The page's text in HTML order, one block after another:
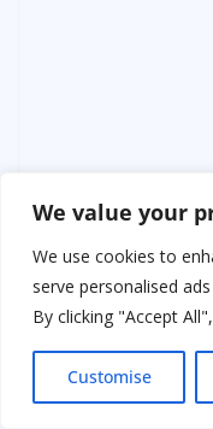
We value your
We use cookies to
serve personalised
By clicking "Accept
Customise